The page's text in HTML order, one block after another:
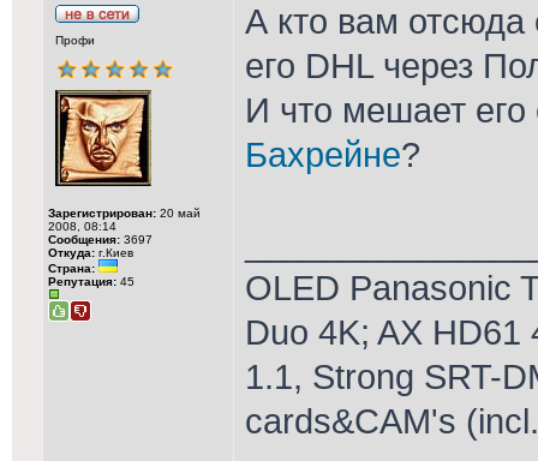
Профи
Зарегистрирован: 20 май
2008, 08:14
Сообщения: 3697
Откуда: г.Киев
Страна:
Репутация: 45
А кто вам отсюда
его DHL через
И что мешает
Бахрейне?
OLED Panasonic
Duo 4K; AX HD61
1.1, Strong SRT-
cards&CAM's